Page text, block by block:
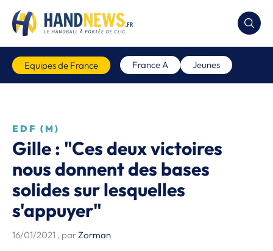
Equipes de France France A Jeunes
EDF (M)
Gille : "Ces deux victoires
nous donnent des bases
solides sur lesquelles
s'appuyer"
16/01/2021 , parZorman